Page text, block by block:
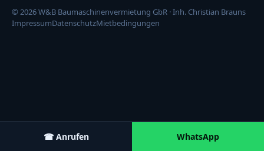
© 2026 W&B Baumaschinenvermietung GbR · Inh. Christian Brauns
ImpressumDatenschutzMietbedingungen
☎ Anrufen WhatsApp